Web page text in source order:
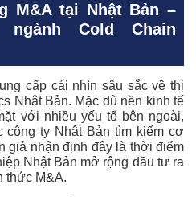
M&A tại Nhật Bản –
Cold Chain
cấp cái nhìn sâu sắc về thị
Nhật Bản. Mặc dù nền kinh tế
với nhiều yếu tố bên ngoài,
ty Nhật Bản tìm kiếm cơ
giả nhận định đây là thời điểm
Nhật Bản mở rộng đầu tư ra
thức M&A.